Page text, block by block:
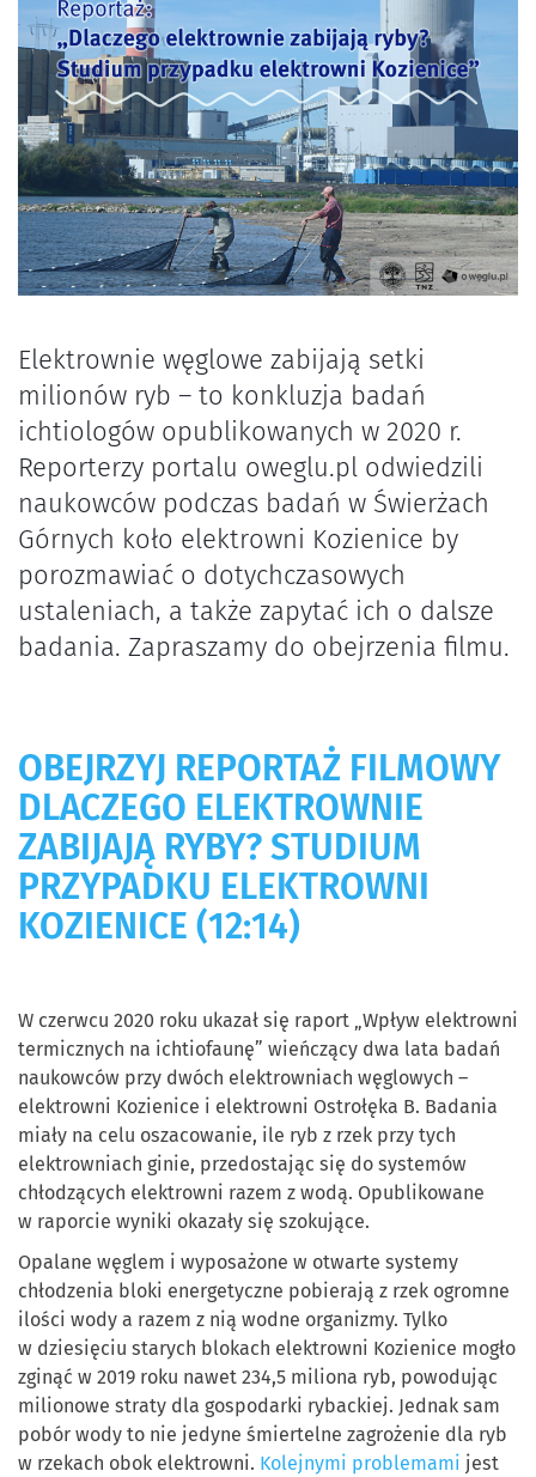
Elektrownie węglowe zabijają setki
milionów ryb – to konkluzja badań
ichtiologów opublikowanych w 2020 r.
Reporterzy portalu oweglu.pl odwiedzili
naukowców podczas badań w Świerżach
Górnych koło elektrowni Kozienice by
porozmawiać o dotychczasowych
ustaleniach, a także zapytać ich o dalsze
badania. Zapraszamy do obejrzenia filmu.
OBEJRZYJ REPORTAŻ FILMOWY
DLACZEGO ELEKTROWNIE
ZABIJAJĄ RYBY? STUDIUM
PRZYPADKU ELEKTROWNI
KOZIENICE (12:14)
W czerwcu 2020 roku ukazał się raport „Wpływ elektrowni
termicznych na ichtiofaunę” wieńczący dwa lata badań
naukowców przy dwóch elektrowniach węglowych –
elektrowni Kozienice i elektrowni Ostrołęka B. Badania
miały na celu oszacowanie, ile ryb z rzek przy tych
elektrowniach ginie, przedostając się do systemów
chłodzących elektrowni razem z wodą. Opublikowane
w raporcie wyniki okazały się szokujące.
Opalane węglem i wyposażone w otwarte systemy
chłodzenia bloki energetyczne pobierają z rzek ogromne
ilości wody a razem z nią wodne organizmy. Tylko
w dziesięciu starych blokach elektrowni Kozienice mogło
zginąć w 2019 roku nawet 234,5 miliona ryb, powodując
milionowe straty dla gospodarki rybackiej. Jednak sam
pobór wody to nie jedyne śmiertelne zagrożenie dla ryb
w rzekach obok elektrowni. Kolejnymi problemami jest